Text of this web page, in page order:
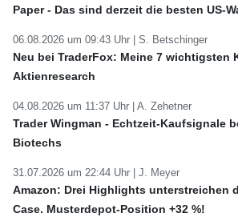
Paper - Das sind derzeit die besten US-
06.08.2026 um 09:43 Uhr | S. Betschinger
Neu bei TraderFox: Meine 7 wichtigsten
Aktienresearch
04.08.2026 um 11:37 Uhr | A. Zehetner
Trader Wingman - Echtzeit-Kaufsignale
Biotechs
31.07.2026 um 22:44 Uhr | J. Meyer
Amazon: Drei Highlights unterstreichen
Case. Musterdepot-Position +32 %!